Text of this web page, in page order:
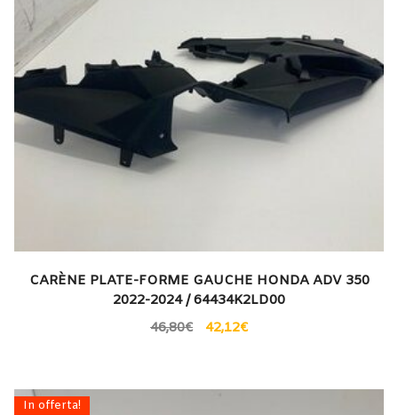
CARÈNE PLATE-FORME GAUCHE HONDA ADV 350
2022-2024 / 64434K2LD00
46,80€ 42,12€
In offerta!